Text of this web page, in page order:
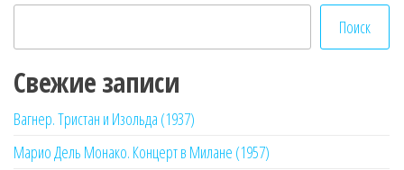
Поиск
Свежие записи
Вагнер. Тристан и Изольда (1937)
Марио Дель Монако. Концерт в Милане (1957)